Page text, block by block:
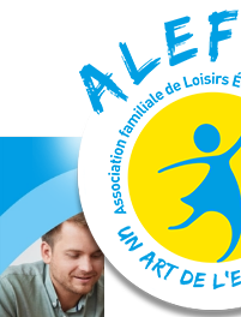
Panneau de gestion des cookies